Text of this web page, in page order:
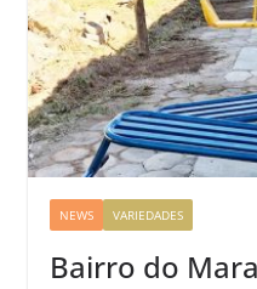
NEWS VARIEDADES
Bairro do